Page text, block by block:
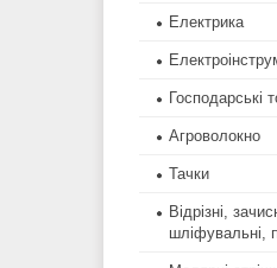
Електрика
Господарські
Агроволокно
Тачки
Відрізні,
шліфувальні,